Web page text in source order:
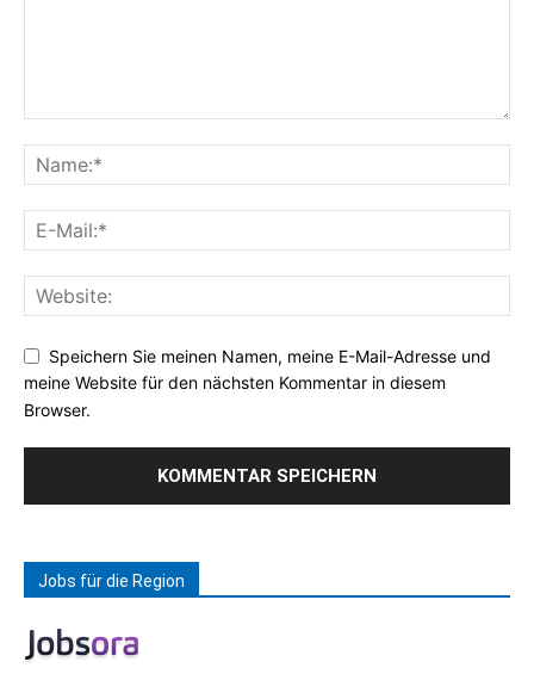
Speichern Sie meinen Namen, meine E-Mail-Adresse und
meine Website für den nächsten Kommentar in diesem
Browser.
Jobs für die Region